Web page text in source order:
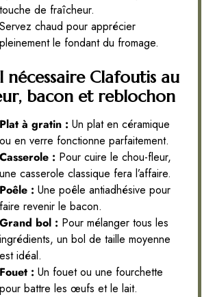
touche de fraîcheur.
Servez chaud pour apprécier
pleinement le fondant du fromage.
Clafoutis au
bacon et reblochon
Plat à gratin : Un plat en céramique
ou en verre fonctionne parfaitement.
Casserole : Pour cuire le chou-fleur,
une casserole classique fera l’affaire.
Poêle : Une poêle antiadhésive pour
faire revenir le bacon.
Grand bol : Pour mélanger tous les
ingrédients, un bol de taille moyenne
est idéal.
Fouet : Un fouet ou une fourchette
pour battre les œufs et le lait.